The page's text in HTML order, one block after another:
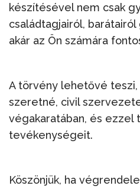
készítésével nem csak
családtagjairól,
akár az Ön számára
A törvény lehetővé
szeretné, civil
végakaratában, és ezzel
tevékenységeit.
Köszönjük, ha